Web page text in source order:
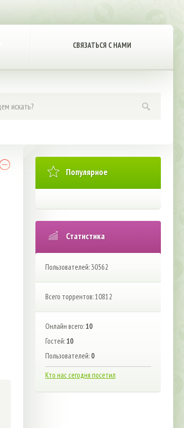
СВЯЗАТЬСЯ С НАМИ
Популярное
Статистика
Пользователей: 30562
Всего торрентов: 10812
Онлайн всего:10
Гостей:10
Пользователей: 0
Кто нас сегодня посетил